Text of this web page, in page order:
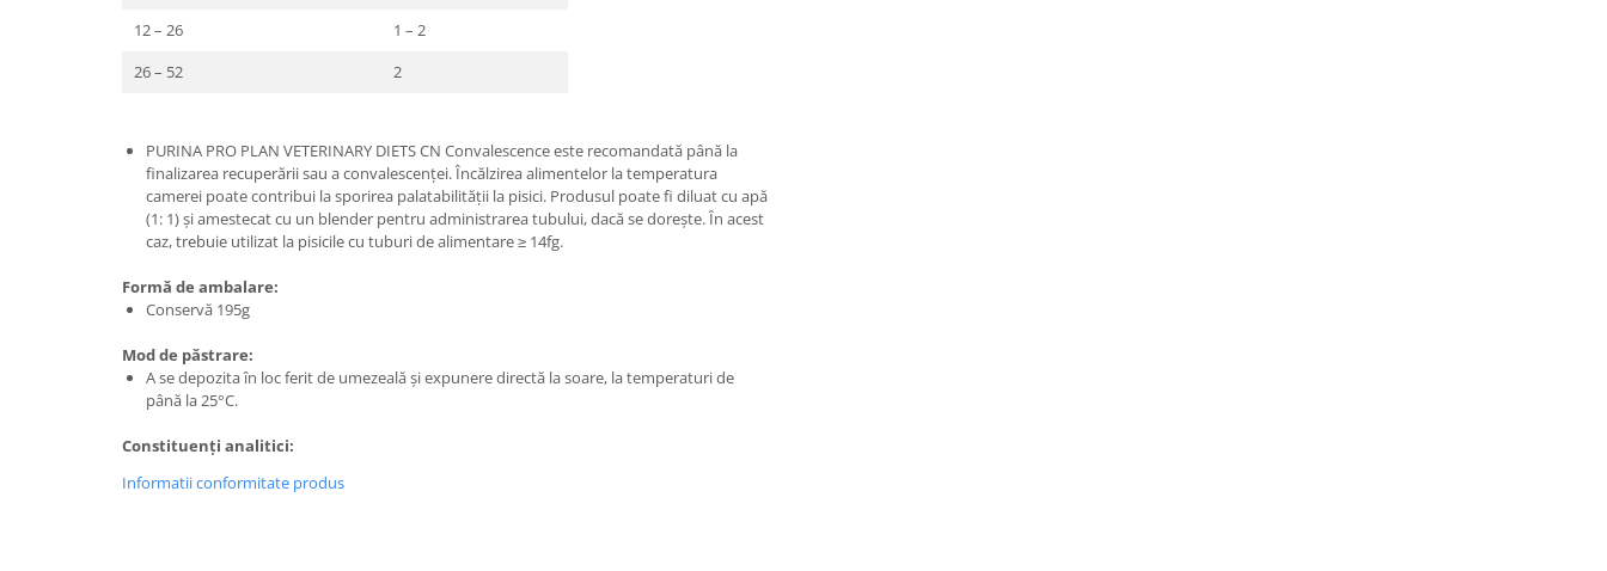
12 – 26
1 – 2
26 – 52
2
PURINA PRO PLAN VETERINARY DIETS CN Convalescence este recomandată până la
finalizarea recuperării sau a convalescenței. Încălzirea alimentelor la temperatura
camerei poate contribui la sporirea palatabilității la pisici. Produsul poate fi diluat cu apă
(1: 1) și amestecat cu un blender pentru administrarea tubului, dacă se dorește. În acest
caz, trebuie utilizat la pisicile cu tuburi de alimentare ≥ 14fg.
Formă de ambalare:
Conservă 195g
Mod de păstrare:
A se depozita în loc ferit de umezeală și expunere directă la soare, la temperaturi de
până la 25°C.
Constituenți analitici:
Informatii conformitate produs